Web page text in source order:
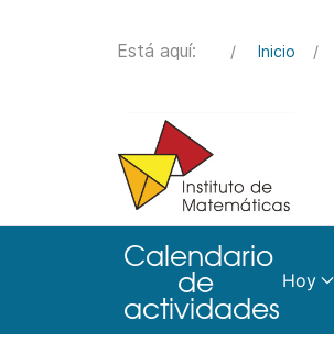
Está aquí: Inicio
Hoy